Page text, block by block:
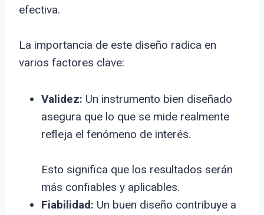
efectiva.
La importancia de este diseño radica en
varios factores clave:
Validez: Un instrumento bien diseñado
asegura que lo que se mide realmente
refleja el fenómeno de interés.
Esto significa que los resultados serán
más confiables y aplicables.
Fiabilidad: Un buen diseño contribuye a